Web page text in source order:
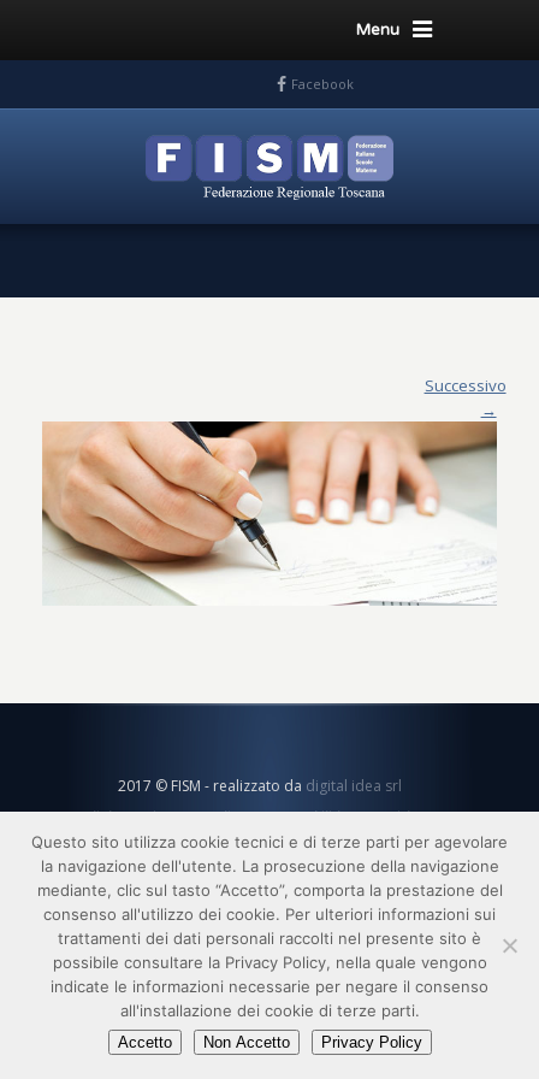
Menu
Facebook
Successivo
→
2017 © FISM - realizzato da digital idea srl
link privacy credits responsabilità copyright
Questo sito utilizza cookie tecnici e di terze parti per agevolare
la navigazione dell'utente. La prosecuzione della navigazione
mediante, clic sul tasto “Accetto”, comporta la prestazione del
consenso all'utilizzo dei cookie. Per ulteriori informazioni sui
trattamenti dei dati personali raccolti nel presente sito è
possibile consultare la Privacy Policy, nella quale vengono
indicate le informazioni necessarie per negare il consenso
all'installazione dei cookie di terze parti.
Accetto Non Accetto Privacy Policy